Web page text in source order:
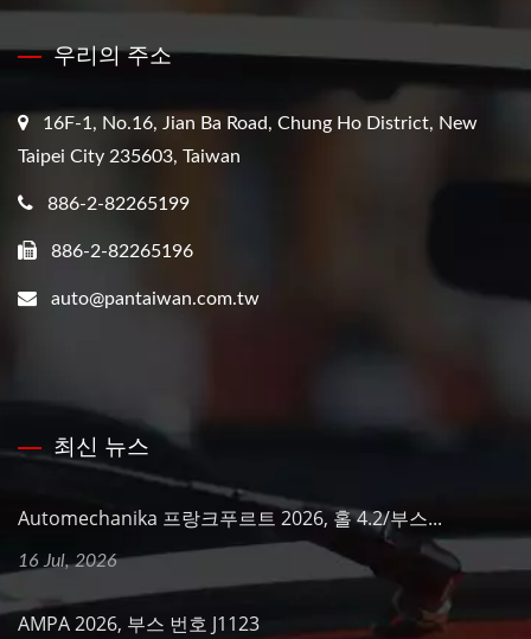
우리의 주소
16F-1, No.16, Jian Ba Road, Chung Ho District, New
Taipei City 235603, Taiwan
886-2-82265199
886-2-82265196
auto@pantaiwan.com.tw
최신 뉴스
Automechanika 프랑크푸르트 2026, 홀 4.2/부스...
16 Jul, 2026
AMPA 2026, 부스 번호 J1123